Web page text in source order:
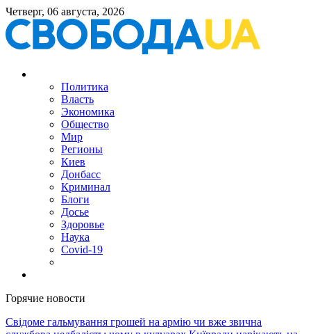
Четверг, 06 августа, 2026
Политика
Власть
Экономика
Общество
Мир
Регионы
Киев
Донбасс
Криминал
Блоги
Досье
Здоровье
Наука
Covid-19
Горячие новости
Свідоме гальмування грошей на армію чи вже звична